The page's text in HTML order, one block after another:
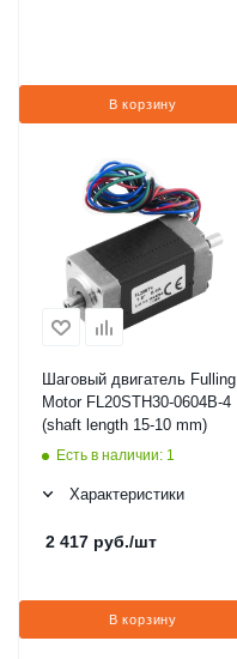
В корзину
Шаговый двигатель Fulling
Motor FL20STH30-0604B-4
(shaft length 15-10 mm)
Есть в наличии: 1
Характеристики
2 417 руб./шт
В корзину